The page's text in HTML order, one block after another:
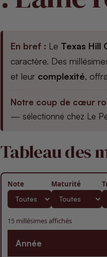
En bref : Le Texas Hill
caractère. Des
et leur complexité,
Notre coup de cœur
— sélectionné chez Le
Tableau des
Note Maturité
15 millésimes affichés
Année